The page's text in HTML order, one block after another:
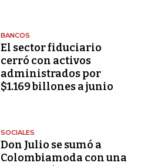
BANCOS
El sector fiduciario
cerró con activos
administrados por
$1.169 billones a junio
SOCIALES
Don Julio se sumó a
Colombiamoda con una